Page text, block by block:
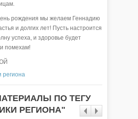
рождения мы желаем Геннадию
и долгих лет! Пусть настроится
успеха, и здоровье будет
помехам!
региона
ПО ТЕГУ
РЕГИОНА"